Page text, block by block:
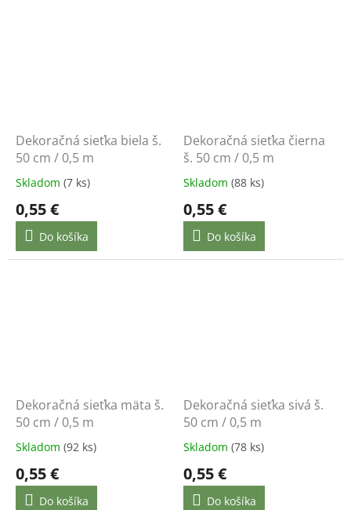
Dekoračná sieťka biela š.
50 cm / 0,5 m
Skladom (7 ks)
0,55 €
Do košíka
Dekoračná sieťka čierna
š. 50 cm / 0,5 m
Skladom (88 ks)
0,55 €
Do košíka
Dekoračná sieťka mäta š.
50 cm / 0,5 m
Skladom (92 ks)
0,55 €
Do košíka
Dekoračná sieťka sivá š.
50 cm / 0,5 m
Skladom (78 ks)
0,55 €
Do košíka